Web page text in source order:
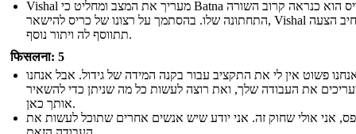
Vishal מעריך את המצב ומחליט כי Batna של כריס הוא כנראה קרוב השורה
התחתונה שלו. בהסתמך על רצונו של כריס להישאר, Vishal מרחיב הצעה
תתווסף לה ויתור נוסף.
फिसलना: 5
פשוט אין לי את התקציב עבור בקנה המידה של גידול. אבל אנחנו
את העבודה שלך, ואת רוצה לעשות כל מה שניתן כדי להשאיר
אותך כאן.
אני אולי שחוק זה. אני יודע שיש אנשים אחרים שתוכל לעשות את